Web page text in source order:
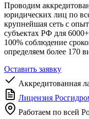
Проводим
юридических лиц по
крупнейшая сеть с
субъектах РФ для
100% соблюдение
определяем более 170
Оставить заявку
Аккредитованная
Лицензия
Работаем по всей